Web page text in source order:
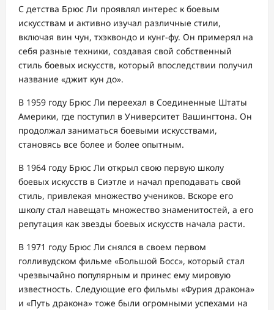
С детства Брюс Ли проявлял интерес к боевым
искусствам и активно изучал различные стили,
включая вин чун, тхэквондо и кунг-фу. Он примерял на
себя разные техники, создавая свой собственный
стиль боевых искусств, который впоследствии получил
название «джит кун до».
В 1959 году Брюс Ли переехал в Соединенные Штаты
Америки, где поступил в Университет Вашингтона. Он
продолжал заниматься боевыми искусствами,
становясь все более и более опытным.
В 1964 году Брюс Ли открыл свою первую школу
боевых искусств в Сиэтле и начал преподавать свой
стиль, привлекая множество учеников. Вскоре его
школу стал навещать множество знаменитостей, а его
репутация как звезды боевых искусств начала расти.
В 1971 году Брюс Ли снялся в своем первом
голливудском фильме «Большой Босс», который стал
чрезвычайно популярным и принес ему мировую
известность. Следующие его фильмы «Фурия дракона»
и «Путь дракона» тоже были огромными успехами на